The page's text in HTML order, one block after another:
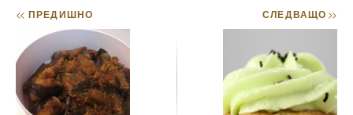
<< ПРЕДИШНО СЛЕДВАЩО>>